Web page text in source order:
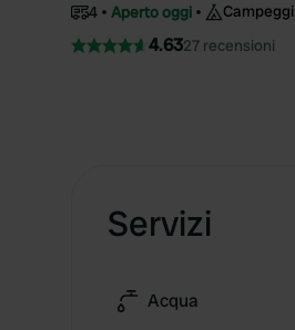
4 Aperto oggi Campeggi
4.6327 recensioni
Servizi
Acqua